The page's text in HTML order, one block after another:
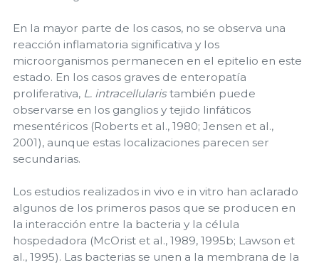
En la mayor parte de los casos, no se observa una
reacción inflamatoria significativa y los
microorganismos permanecen en el epitelio en este
estado. En los casos graves de enteropatía
proliferativa, L. intracellularistambién puede
observarse en los ganglios y tejido linfáticos
mesentéricos (Roberts et al., 1980; Jensen et al.,
2001), aunque estas localizaciones parecen ser
secundarias.
Los estudios realizados in vivo e in vitro han aclarado
algunos de los primeros pasos que se producen en
la interacción entre la bacteria y la célula
hospedadora (McOrist et al., 1989, 1995b; Lawson et
al., 1995). Las bacterias se unen a la membrana de la